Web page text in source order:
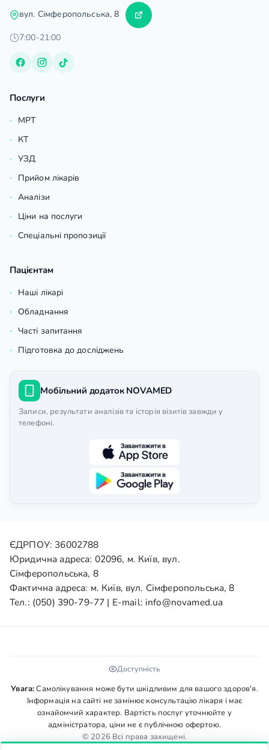
вул. Сімферопольська, 8
7:00-21:00
Послуги
МРТ
КТ
УЗД
Прийом лікарів
Аналізи
Ціни на послуги
Спеціальні пропозиції
Пацієнтам
Наші лікарі
Обладнання
Часті запитання
Підготовка до досліджень
Мобільний додаток NOVAMED
Записи, результати аналізів та історія візитів завжди у
телефоні.
ЄДРПОУ: 36002788
Юридична адреса: 02096, м. Київ, вул.
Сімферопольська, 8
Фактична адреса: м. Київ, вул. Сімферопольська, 8
Тел.: (050) 390-79-77 | E-mail: info@novamed.ua
Доступність
Увага:Самолікування може бути шкідливим для вашого здоров'я.
Інформація на сайті не замінює консультацію лікаря і має
ознайомчий характер. Вартість послуг уточнюйте у
адміністратора, ціни не є публічною офертою.
© 2026 Всі права захищені.